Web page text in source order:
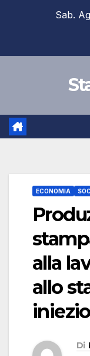
Sab.
ECONOMIA
alla
allo
Di